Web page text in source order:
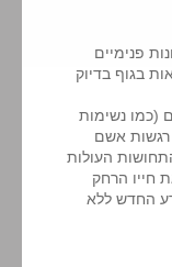
פנימיים
בגוף בדיוק
(כמו נשימות
רגשות אשם
העולות
חייו הרחק
החדש ללא